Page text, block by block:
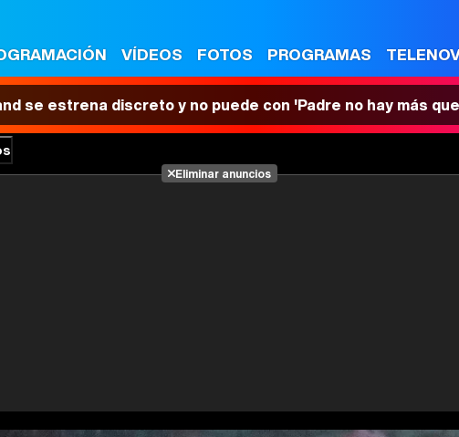
VÍDEOS FOTOS PROGRAMAS
se estrena discreto y no puede con 'Padre no hay más
Eliminar anuncios